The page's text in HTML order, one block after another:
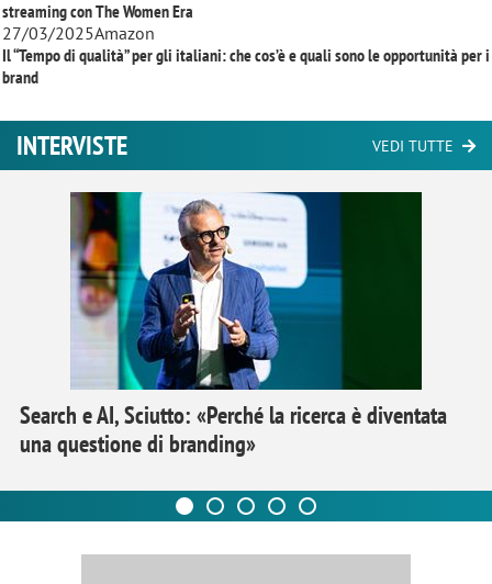
streaming conThe Women Era
27/03/2025Amazon
Il “Tempo di qualità” per gli italiani: che cos’è e quali sono le opportunità per i
brand
INTERVISTE VEDI TUTTE
Search e AI, Sciutto: «Perché la ricerca è diventata
una questione di branding»